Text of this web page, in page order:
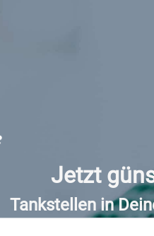
Jetzt
Tankstellen in